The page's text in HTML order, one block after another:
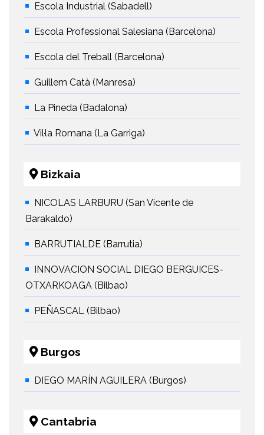
Escola Industrial (Sabadell)
Escola Professional Salesiana (Barcelona)
Escola del Treball (Barcelona)
Guillem Catà (Manresa)
La Pineda (Badalona)
Vil·la Romana (La Garriga)
Bizkaia
NICOLAS LARBURU (San Vicente de
Barakaldo)
BARRUTIALDE (Barrutia)
INNOVACION SOCIAL DIEGO BERGUICES-
OTXARKOAGA (Bilbao)
PEÑASCAL (Bilbao)
Burgos
DIEGO MARÍN AGUILERA (Burgos)
Cantabria